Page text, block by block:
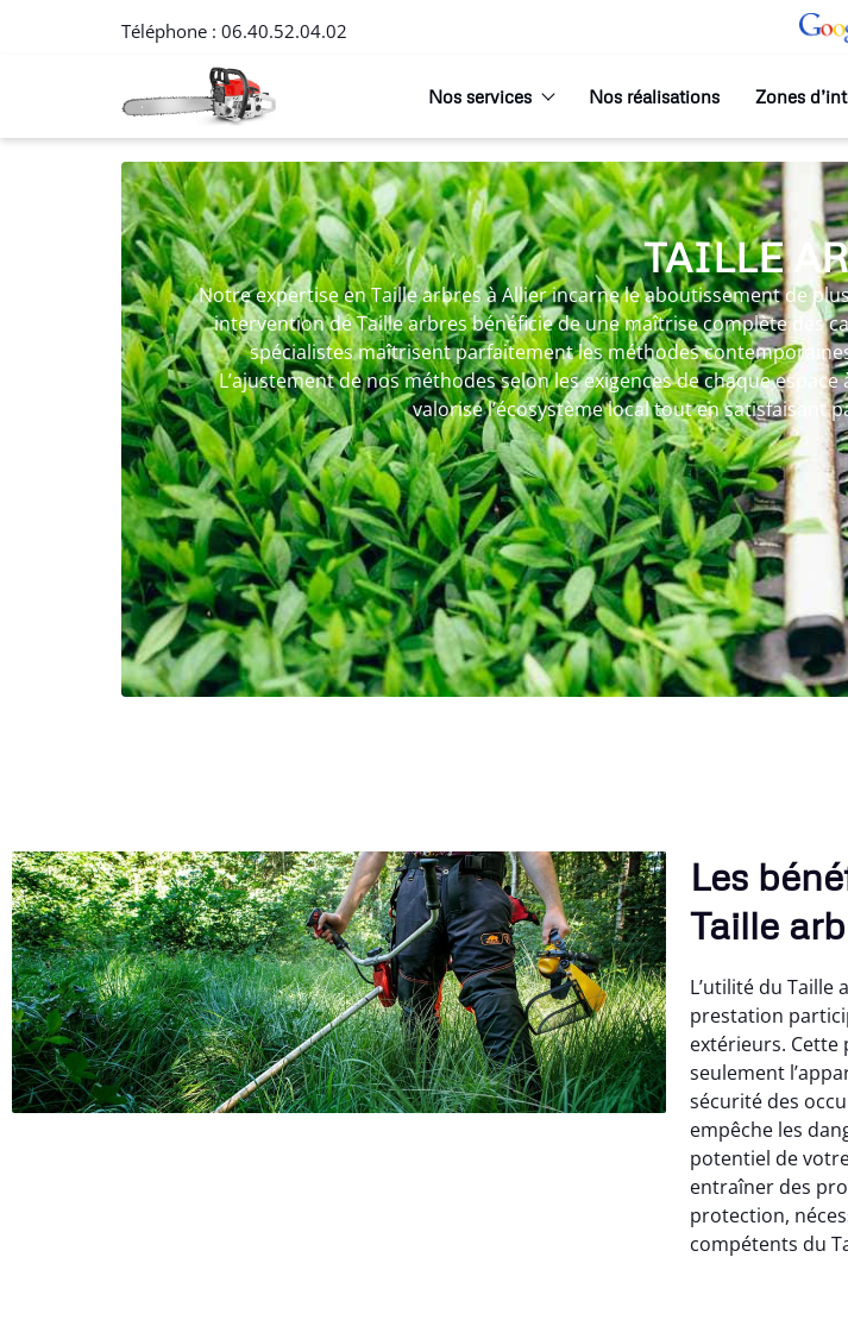
Téléphone : 06.40.52.04.02
Nos services Nos réalisations Zones
TAILLE
Notre expertise en Taille arbres à Allier incarne le aboutissement de
intervention de Taille arbres bénéficie de une maîtrise complète des
spécialistes maîtrisent parfaitement les méthodes
L’ajustement de nos méthodes selon les exigences de chaque
valorise l’écosystème local tout en satisfaisant
Les
Taille
L’utilité du
prestation
extérieurs. Cette
seulement
sécurité des
empêche les
potentiel de
entraîner des
protection,
compétents du